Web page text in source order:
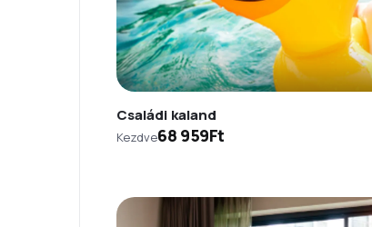
Családi kaland
Kezdve68 959Ft